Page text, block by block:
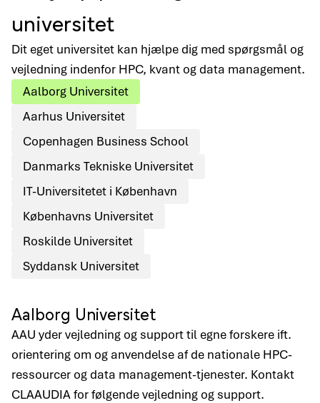
universitet
Dit eget universitet kan hjælpe dig med spørgsmål og
vejledning indenfor HPC, kvant og data management.
Aalborg Universitet
Aarhus Universitet
Copenhagen Business School
Danmarks Tekniske Universitet
IT-Universitetet i København
Københavns Universitet
Roskilde Universitet
Syddansk Universitet
Aalborg Universitet
AAU yder vejledning og support til egne forskere ift.
orientering om og anvendelse af de nationale HPC-
ressourcer og data management-tjenester. Kontakt
CLAAUDIA for følgende vejledning og support.